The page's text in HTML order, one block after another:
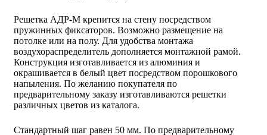
Решетка АДР-М крепится на стену посредством
пружинных фиксаторов. Возможно размещение на
потолке или на полу. Для удобства монтажа
воздухораспределитель дополняется монтажной рамой.
Конструкция изготавливается из алюминия и
окрашивается в белый цвет посредством порошкового
напыления. По желанию покупателя по
предварительному заказу изготавливаются решетки
различных цветов из каталога.
Стандартный шаг равен 50 мм. По предварительному